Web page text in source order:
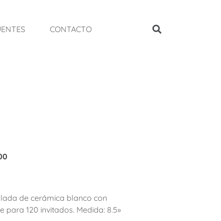
CONTACTO
de cerámica blanco con
para 120 invitados. Medida: 8.5»